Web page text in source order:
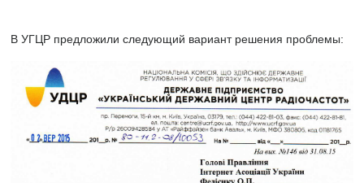
В УГЦР предложили следующий вариант решения проблемы: